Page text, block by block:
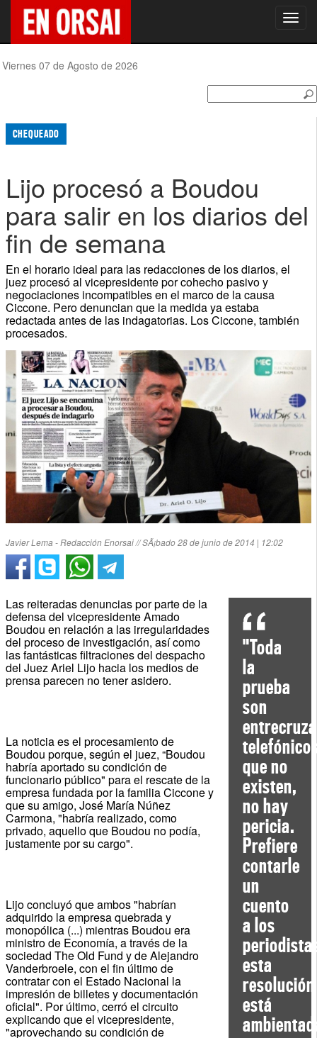
Viernes 07 de Agosto de 2026
CHEQUEADO
Lijo procesó a Boudou
para salir en los diarios del
fin de semana
En el horario ideal para las redacciones de los diarios, el
juez procesó al vicepresidente por cohecho pasivo y
negociaciones incompatibles en el marco de la causa
Ciccone. Pero denuncian que la medida ya estaba
redactada antes de las indagatorias. Los Ciccone, también
procesados.
Javier Lema - Redacción Enorsai // SÃ¡bado 28 de junio de 2014 | 12:02
"Toda
la
prueba
son
que no
existen,
no hay
pericia.
Prefiere
contarle
un
cuento
a los
esta
resolución
está
Las reiteradas denuncias por parte de la
defensa del vicepresidente Amado
Boudou en relación a las irregularidades
del proceso de investigación, así como
las fantásticas filtraciones del despacho
del Juez Ariel Lijo hacia los medios de
prensa parecen no tener asidero.
La noticia es el procesamiento de
Boudou porque, según el juez, “Boudou
habría aportado su condición de
funcionario público" para el rescate de la
empresa fundada por la familia Ciccone y
que su amigo, José María Núñez
Carmona, "habría realizado, como
privado, aquello que Boudou no podía,
justamente por su cargo".
Lijo concluyó que ambos "habrían
adquirido la empresa quebrada y
monopólica (...) mientras Boudou era
ministro de Economía, a través de la
sociedad The Old Fund y de Alejandro
Vanderbroele, con el fin último de
contratar con el Estado Nacional la
impresión de billetes y documentación
oficial". Por último, cerró el circuito
explicando que el vicepresidente,
"aprovechando su condición de